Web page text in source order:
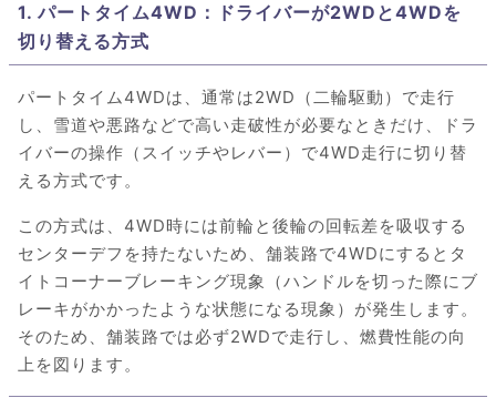
1. パートタイム4WD：ドライバーが2WDと4WDを
切り替える方式
パートタイム4WDは、通常は2WD（二輪駆動）で走行
し、雪道や悪路などで高い走破性が必要なときだけ、ドラ
イバーの操作（スイッチやレバー）で4WD走行に切り替
える方式です。
この方式は、4WD時には前輪と後輪の回転差を吸収する
センターデフを持たないため、舗装路で4WDにするとタ
イトコーナーブレーキング現象（ハンドルを切った際にブ
レーキがかかったような状態になる現象）が発生します。
そのため、舗装路では必ず2WDで走行し、燃費性能の向
上を図ります。